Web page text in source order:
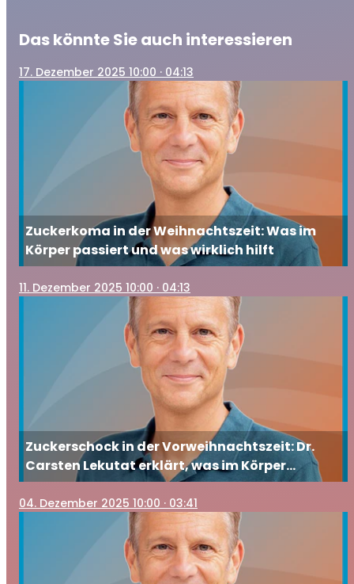
Das könnte Sie auch interessieren
17. Dezember 2025 10:00 · 04:13
Zuckerkoma in der Weihnachtszeit: Was im
Körper passiert und was wirklich hilft
11. Dezember 2025 10:00 · 04:13
Zuckerschock in der Vorweihnachtszeit: Dr.
Carsten Lekutat erklärt, was im Körper
passiert und wie Sie gegensteuern
04. Dezember 2025 10:00 · 03:41